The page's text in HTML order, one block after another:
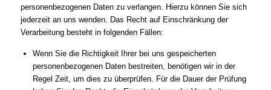
personenbezogenen Daten zu verlangen. Hierzu können Sie sich
jederzeit an uns wenden. Das Recht auf Einschränkung der
Verarbeitung besteht in folgenden Fällen:
Wenn Sie die Richtigkeit Ihrer bei uns gespeicherten
personenbezogenen Daten bestreiten, benötigen wir in der
Regel Zeit, um dies zu überprüfen. Für die Dauer der Prüfung